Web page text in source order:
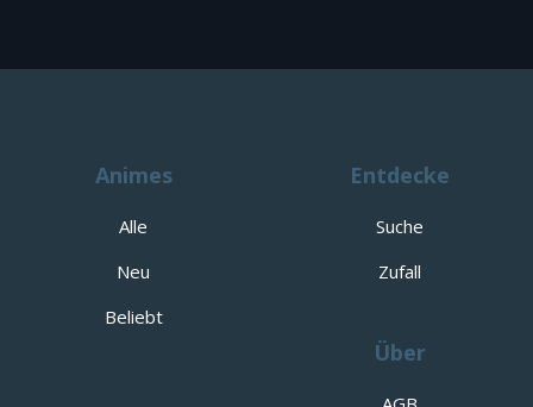
Animes
Alle
Neu
Beliebt
Entdecke
Suche
Zufall
Über